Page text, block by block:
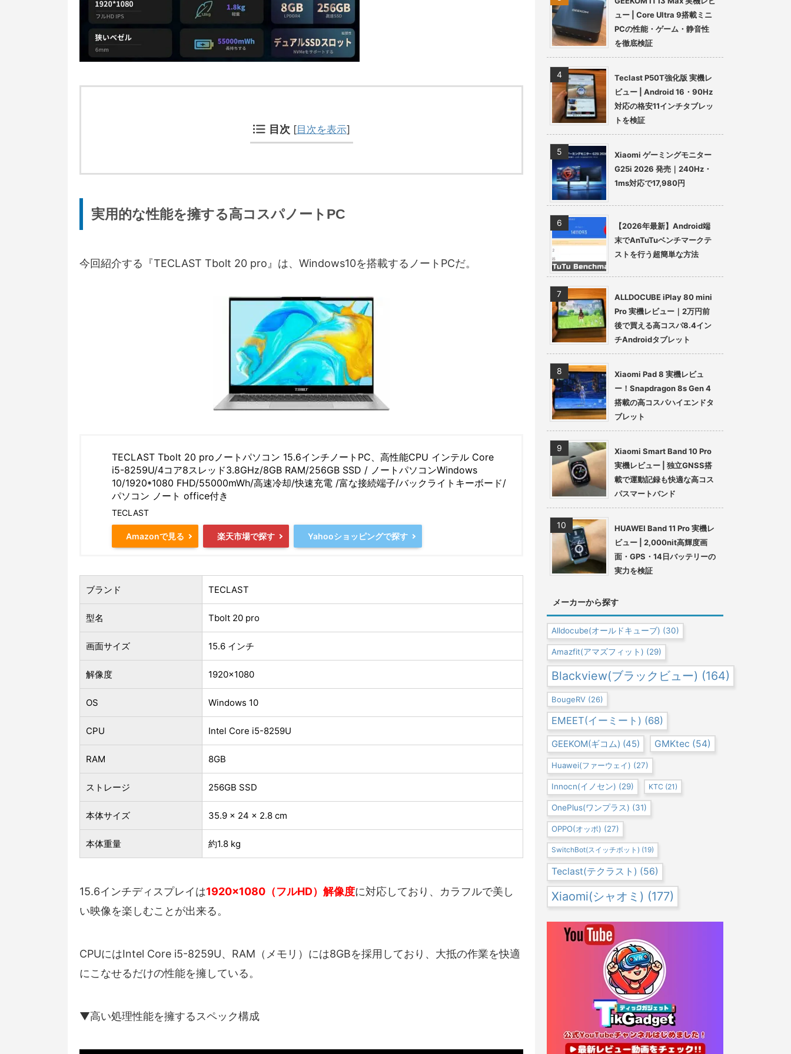
目次 [目次を表示]
実用的な性能を擁する高コスパノートPC
今回紹介する『TECLAST Tbolt 20 pro』は、Windows10を搭載するノートPCだ。
TECLAST Tbolt 20 proノートパソコン 15.6インチノートPC、高性能CPU インテル Core
i5-8259U/4コア8スレッド3.8GHz/8GB RAM/256GB SSD / ノートパソコンWindows
10/1920*1080 FHD/55000mWh/高速冷却/快速充電 /富な接続端子/バックライトキーボード/
パソコン ノート office付き
TECLAST
Amazonで見る 楽天市場で探す Yahooショッピングで探す
ブランド TECLAST
型名 Tbolt 20 pro
画面サイズ 15.6 インチ
解像度 1920×1080
OS Windows 10
CPU Intel Core i5-8259U
RAM 8GB
ストレージ 256GB SSD
本体サイズ ‎35.9 x 24 x 2.8 cm
本体重量 約‎1.8 kg
15.6インチディスプレイは1920×1080（フルHD）解像度に対応しており、カラフルで美し
い映像を楽しむことが出来る。
CPUにはIntel Core i5-8259U、RAM（メモリ）には8GBを採用しており、大抵の作業を快適
にこなせるだけの性能を擁している。
▼高い処理性能を擁するスペック構成
ュー | Core Ultra 9搭載ミニ
PCの性能・ゲーム・静音性
を徹底検証
Teclast P50T強化版 実機レ
ビュー | Android 16・90Hz
対応の格安11インチタブレッ
トを検証
Xiaomi ゲーミングモニター
G25i 2026 発売｜240Hz・
1ms対応で17,980円
【2026年最新】Android端
末でAnTuTuベンチマークテ
ストを行う超簡単な方法
ALLDOCUBE iPlay 80 mini
Pro 実機レビュー｜2万円前
後で買える高コスパ8.4イン
チAndroidタブレット
Xiaomi Pad 8 実機レビュ
ー！Snapdragon 8s Gen 4
搭載の高コスパハイエンドタ
ブレット
Xiaomi Smart Band 10 Pro
実機レビュー | 独立GNSS搭
載で運動記録も快適な高コス
パスマートバンド
HUAWEI Band 11 Pro 実機レ
ビュー | 2,000nit高輝度画
面・GPS・14日バッテリーの
実力を検証
メーカーから探す
Alldocube(オールドキューブ) (30)
Amazfit(アマズフィット) (29)
Blackview(ブラックビュー) (164)
BougeRV (26)
EMEET(イーミート) (68)
GEEKOM(ギコム) (45) GMKtec (54)
Huawei(ファーウェイ) (27)
Innocn(イノセン) (29) KTC (21)
OnePlus(ワンプラス) (31)
OPPO(オッポ) (27)
SwitchBot(スイッチボット) (19)
Teclast(テクラスト) (56)
Xiaomi(シャオミ) (177)